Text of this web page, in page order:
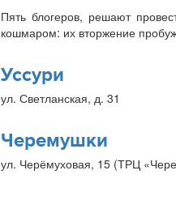
Пять блогеров, решают
кошмаром: их вторжение
Уссури
ул. Светланская, д. 31
Черемушки
ул. Черёмуховая, 15 (ТРЦ